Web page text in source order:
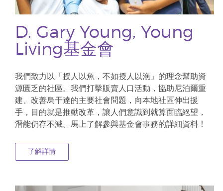
D. Gary Young, Young
Living基金會
我們致力以「授人以魚，不如授人以漁」的理念幫助資
源匱乏的社區。我們打擊販賣人口活動，協助尼泊爾重
建、改善烏干達的主要社會問題，向本地社區伸出援
手，目的就是推動改革，讓人們意識到就算面臨絕望，
潛能仍存不滅。馬上了解參與基金會事務的詳細資料！
了解詳情